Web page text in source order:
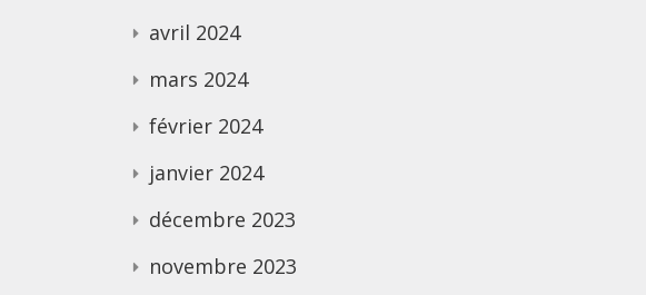
avril 2024
mars 2024
février 2024
janvier 2024
décembre 2023
novembre 2023